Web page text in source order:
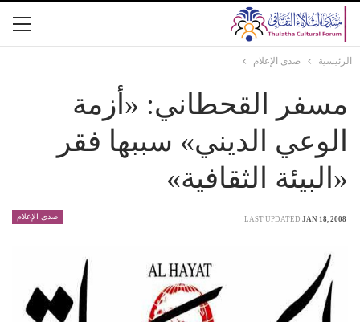
الرئيسية صدى الإعلام
مسفر القحطاني: «أزمة
الوعي الديني» سببها فقر
«البيئة الثقافية»
صدى الإعلام LAST UPDATED JAN 18, 2008